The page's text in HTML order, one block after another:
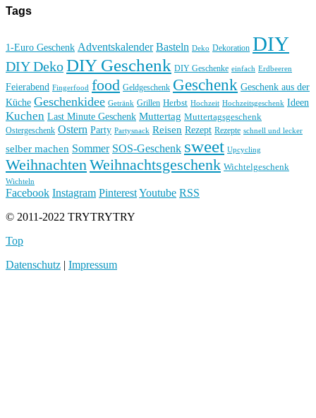
Tags
1-Euro Geschenk Adventskalender Basteln Deko Dekoration DIY
DIY DekoDIY Geschenk DIY Geschenke einfach Erdbeeren
Feierabend Fingerfood food Geldgeschenk Geschenk Geschenk aus der
Küche Geschenkidee Getränk Grillen Herbst Hochzeit Hochzeitsgeschenk Ideen
Kuchen Last Minute Geschenk Muttertag Muttertagsgeschenk
Ostergeschenk Ostern Party Partysnack Reisen Rezept Rezepte schnell und lecker
selber machen Sommer SOS-Geschenk sweet Upcycling
WeihnachtenWeihnachtsgeschenk Wichtelgeschenk
Wichteln
Facebook Instagram PinterestYoutube RSS
© 2011-2022 TRYTRYTRY
Top
Datenschutz | Impressum